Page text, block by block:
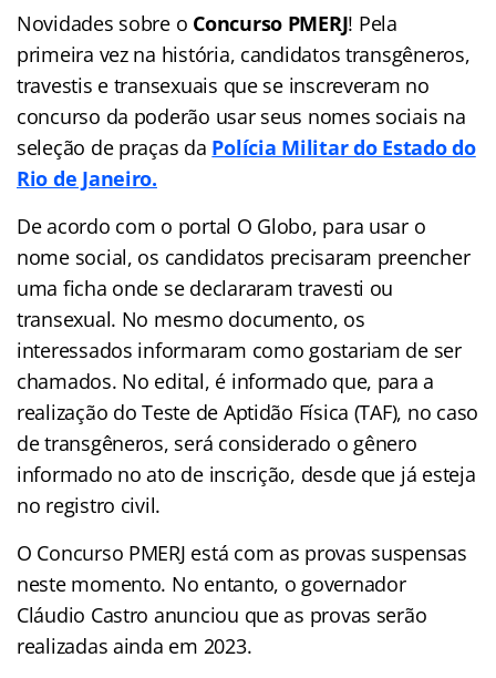
Novidades sobre o Concurso PMERJ! Pela
primeira vez na história, candidatos transgêneros,
travestis e transexuais que se inscreveram no
concurso da poderão usar seus nomes sociais na
seleção de praças da Polícia Militar do Estado do
Rio de Janeiro.
De acordo com o portal O Globo, para usar o
nome social, os candidatos precisaram preencher
uma ficha onde se declararam travesti ou
transexual. No mesmo documento, os
interessados informaram como gostariam de ser
chamados. No edital, é informado que, para a
realização do Teste de Aptidão Física (TAF), no caso
de transgêneros, será considerado o gênero
informado no ato de inscrição, desde que já esteja
no registro civil.
O Concurso PMERJ está com as provas suspensas
neste momento. No entanto, o governador
Cláudio Castro anunciou que as provas serão
realizadas ainda em 2023.